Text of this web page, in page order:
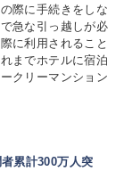
際に手続きをしな
急な引っ越しが必
に利用されること
までホテルに宿泊
クリーマンション
累計300万人突